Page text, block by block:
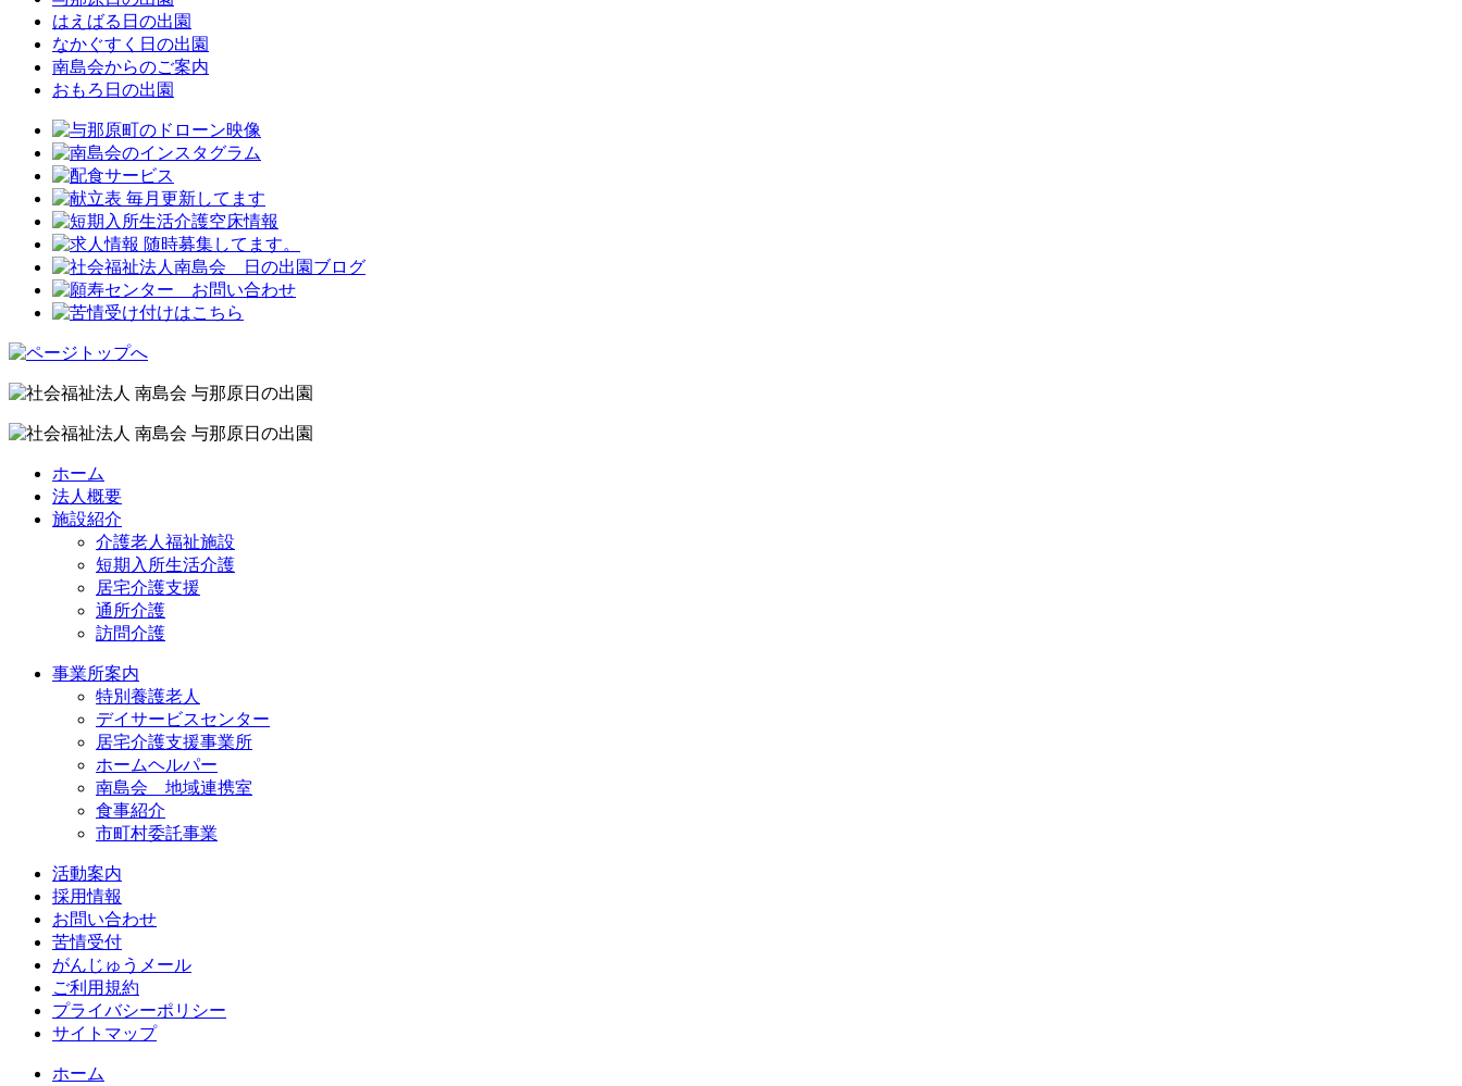
はえばる日の出園
なかぐすく日の出園
南島会からのご案内
おもろ日の出園
ホーム
法人概要
施設紹介
介護老人福祉施設
短期入所生活介護
居宅介護支援
通所介護
訪問介護
事業所案内
特別養護老人
デイサービスセンター
居宅介護支援事業所
ホームヘルパー
南島会 地域連携室
食事紹介
市町村委託事業
活動案内
採用情報
お問い合わせ
苦情受付
がんじゅうメール
ご利用規約
プライバシーポリシー
サイトマップ
ホーム